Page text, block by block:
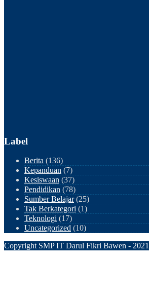
Label
Berita (136)
Kepanduan (7)
Kesiswaan (37)
Pendidikan (78)
Sumber Belajar(25)
Tak Berkategori (1)
Teknologi (17)
Uncategorized (10)
Copyright SMP IT Darul Fikri Bawen - 2021